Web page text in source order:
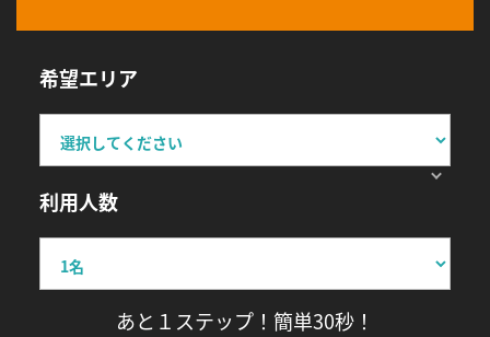
希望エリア
利用人数
あと１ステップ！簡単30秒！